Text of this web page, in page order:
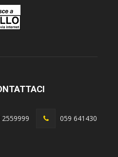
2559999 059 641430